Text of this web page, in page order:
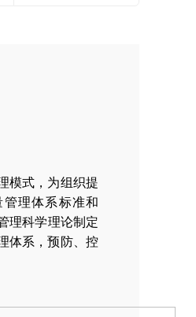
模式，为组织提
理体系标准和
理科学理论制定
体系，预防、控